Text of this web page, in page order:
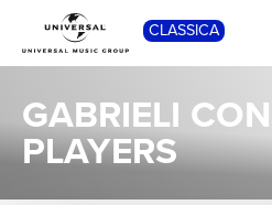
CLASSICA
GABRIELI
PLAYERS